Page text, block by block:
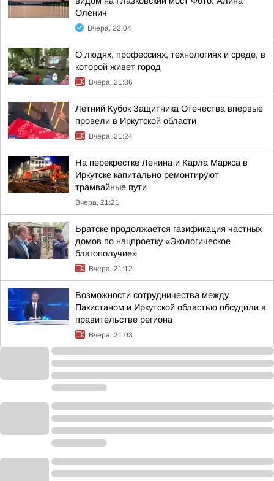
Оленич
Вчера, 22:04
О людях, профессиях, технологиях и среде, в
которой живет город
Вчера, 21:36
Летний Кубок Защитника Отечества впервые
провели в Иркутской области
Вчера, 21:24
На перекрестке Ленина и Карла Маркса в
Иркутске капитально ремонтируют
трамвайные пути
Вчера, 21:21
Братске продолжается газификация частных
домов по нацпроетку «Экологическое
благополучие»
Вчера, 21:12
Возможности сотрудничества между
Пакистаном и Иркутской областью обсудили в
правительстве региона
Вчера, 21:03